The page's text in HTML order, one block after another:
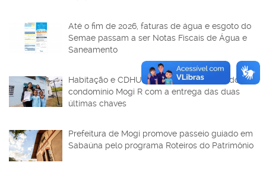
Até o fim de 2026, faturas de água e esgoto do
Semae passam a ser Notas Fiscais de Água e
Saneamento
Habitação e CDHU finalizam a ocupação do
condomínio Mogi R com a entrega das duas
últimas chaves
Prefeitura de Mogi promove passeio guiado em
Sabaúna pelo programa Roteiros do Patrimônio